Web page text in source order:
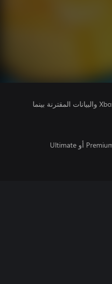
يتلقى ناشرو الألعاب التي تقوم بتشغيلها وصولاً إلى معلومات ملف تعريفك في Xbox والبيانات المقترنة بينما
تتطلب اللعبة متعددة اللاعبين عبر الإنترنت توفر Xbox Game Pass Essential أو Premium أو Ultimate